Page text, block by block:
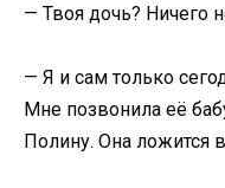
— Твоя дочь? Ничего
— Я и сам только
Мне позвонила её
Полину. Она ложится